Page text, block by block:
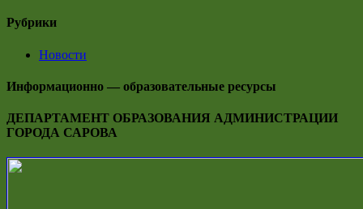
Рубрики
Новости
Информационно — образовательные ресурсы
ДЕПАРТАМЕНТ ОБРАЗОВАНИЯ АДМИНИСТРАЦИИ
ГОРОДА САРОВА